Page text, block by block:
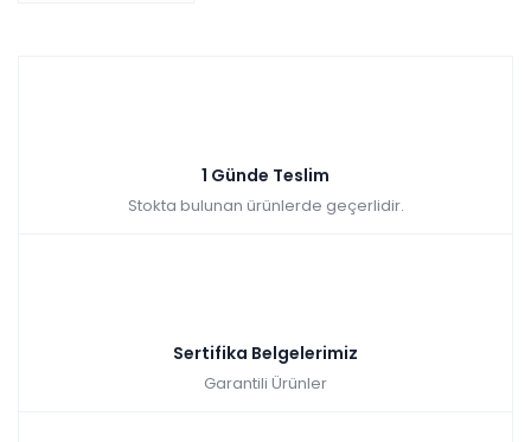
Hızlı Teslimat
1 Günde Teslim
Stokta bulunan ürünlerde geçerlidir.
Sertifika Belgelerimiz
Garantili Ürünler